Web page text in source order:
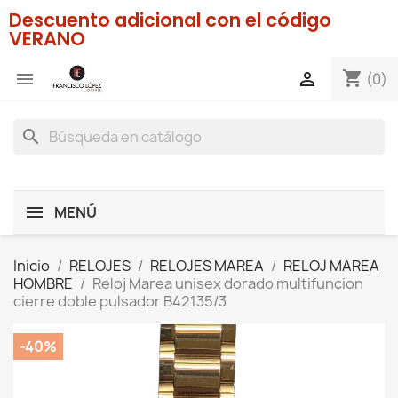
Descuento adicional con el código
VERANO
 shopping_cart (0)

search
MENÚ
Inicio RELOJES RELOJES MAREA
RELOJ MAREA
HOMBRE
Reloj Marea unisex dorado multifuncion
cierre doble pulsador B42135/3
-40%